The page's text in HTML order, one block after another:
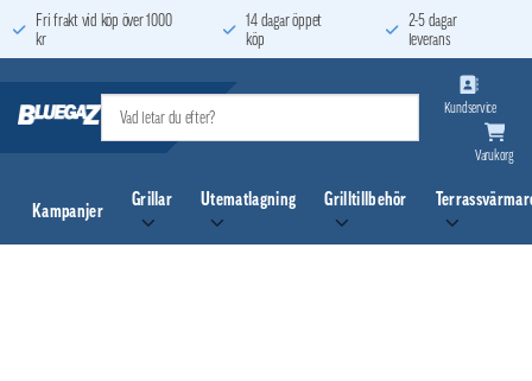
to
Fri frakt vid köp över 1000
kr
14 dagar öppet
köp
2-5 dagar
leverans
Kundservice
Varukorg
Kampanjer
Grillar Utematlagning Grilltillbehör